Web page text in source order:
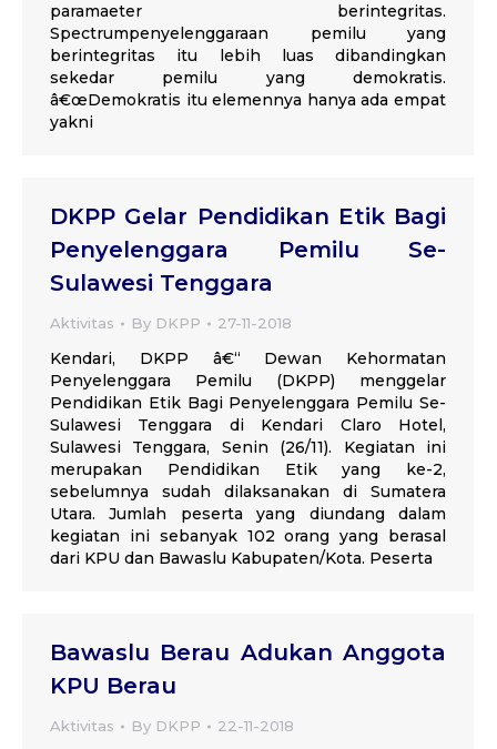
paramaeter berintegritas.
Spectrumpenyelenggaraan pemilu yang
berintegritas itu lebih luas dibandingkan
sekedar pemilu yang demokratis.
â€œDemokratis itu elemennya hanya ada empat
yakni
DKPP Gelar Pendidikan Etik Bagi
Penyelenggara Pemilu Se-
Sulawesi Tenggara
Aktivitas By DKPP 27-11-2018
Kendari, DKPP â€“ Dewan Kehormatan
Penyelenggara Pemilu (DKPP) menggelar
Pendidikan Etik Bagi Penyelenggara Pemilu Se-
Sulawesi Tenggara di Kendari Claro Hotel,
Sulawesi Tenggara, Senin (26/11). Kegiatan ini
merupakan Pendidikan Etik yang ke-2,
sebelumnya sudah dilaksanakan di Sumatera
Utara. Jumlah peserta yang diundang dalam
kegiatan ini sebanyak 102 orang yang berasal
dari KPU dan Bawaslu Kabupaten/Kota. Peserta
Bawaslu Berau Adukan Anggota
KPU Berau
Aktivitas By DKPP 22-11-2018